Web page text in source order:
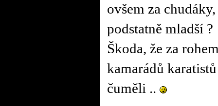
ovšem za
podstatně mladší ?
Škoda, že za
kamarádů
čuměli ..